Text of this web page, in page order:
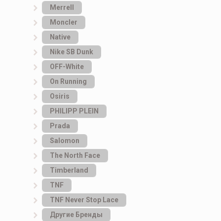
Merrell
Moncler
Native
Nike SB Dunk
OFF-White
On Running
Osiris
PHILIPP PLEIN
Prada
Salomon
The North Face
Timberland
TNF
TNF Never Stop Lace
Другие Бренды